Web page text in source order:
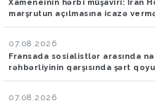
Xameneinin hərbi müşaviri: İran
marşrutun açılmasına icazə
07.08.2026
Fransada sosialistlər arasında
rəhbərliyinin qarşısında şərt
07.08.2026